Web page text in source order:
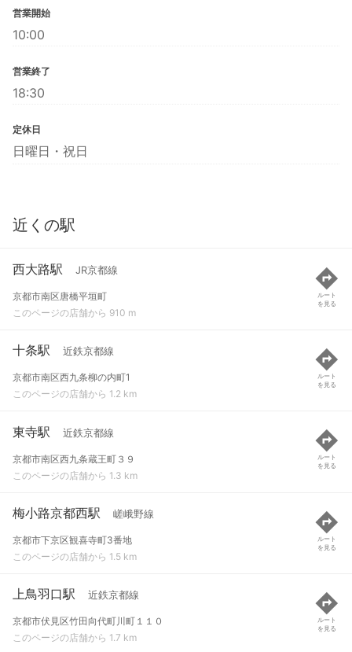
営業開始
10:00
営業終了
18:30
定休日
日曜日・祝日
近くの駅
西大路駅 JR京都線
京都市南区唐橋平垣町
このページの店舗から 910 m
ルート
を見る
十条駅 近鉄京都線
京都市南区西九条柳の内町1
このページの店舗から 1.2 km
ルート
を見る
東寺駅 近鉄京都線
京都市南区西九条蔵王町３９
このページの店舗から 1.3 km
ルート
を見る
梅小路京都西駅 嵯峨野線
京都市下京区観喜寺町3番地
このページの店舗から 1.5 km
ルート
を見る
上鳥羽口駅 近鉄京都線
京都市伏見区竹田向代町川町１１０
このページの店舗から 1.7 km
ルート
を見る